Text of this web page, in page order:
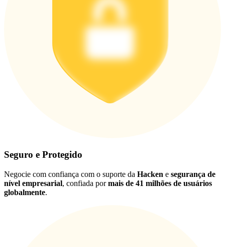
Seguro e Protegido
Negocie com confiança com o suporte da Hacken e segurança de
nível empresarial, confiada pormais de 41 milhões de usuários
globalmente.